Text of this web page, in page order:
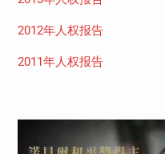
2012年人权报告
2011年人权报告